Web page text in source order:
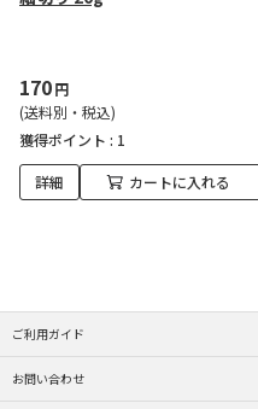
170円
(送料別・税込)
獲得ポイント : 1
詳細 カートに入れる
ご利用ガイド
お問い合わせ